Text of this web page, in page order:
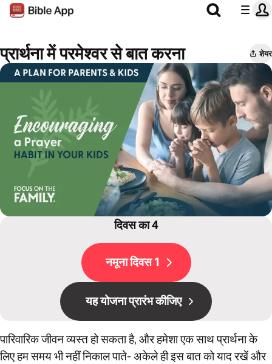
प्रार्थना में परमेश्वर से बात करना शेयर
दिवस का 4
नमूना दिवस 1
यह योजना प्रारंभ कीजिए
पारिवारिक जीवन व्यस्त हो सकता है, और हमेशा एक साथ प्रार्थना के
लिए हम समय भी नहीं निकाल पाते- अकेले ही इस बात को याद रखें और